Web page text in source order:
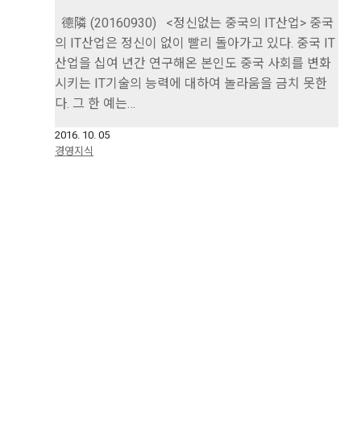
德隣 (20160930) <정신없는 중국의 IT산업> 중국
의 IT산업은 정신이 없이 빨리 돌아가고 있다. 중국 IT
산업을 십여 년간 연구해온 본인도 중국 사회를 변화
시키는 IT기술의 능력에 대하여 놀라움을 금치 못한
다. 그 한 예는…
2016. 10. 05
경영지식